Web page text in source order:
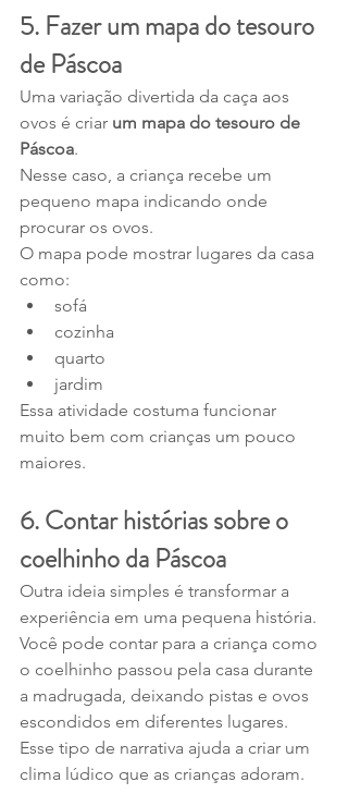
5. Fazer um mapa do tesouro
de Páscoa
Uma variação divertida da caça aos
ovos é criar um mapa do tesouro de
Páscoa.
Nesse caso, a criança recebe um
pequeno mapa indicando onde
procurar os ovos.
O mapa pode mostrar lugares da casa
como:
sofá
cozinha
quarto
jardim
Essa atividade costuma funcionar
muito bem com crianças um pouco
maiores.
6. Contar histórias sobre o
coelhinho da Páscoa
Outra ideia simples é transformar a
experiência em uma pequena história.
Você pode contar para a criança como
o coelhinho passou pela casa durante
a madrugada, deixando pistas e ovos
escondidos em diferentes lugares.
Esse tipo de narrativa ajuda a criar um
clima lúdico que as crianças adoram.